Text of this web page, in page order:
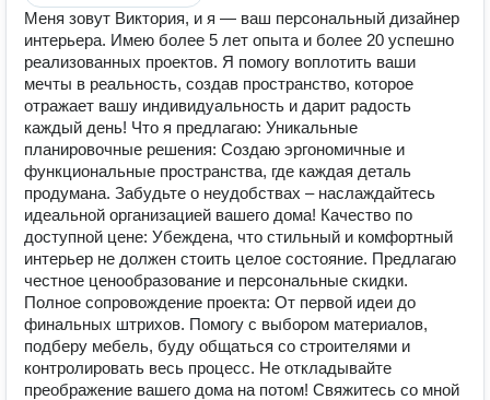
Меня зовут Виктория, и я — ваш персональный дизайнер
интерьера. Имею более 5 лет опыта и более 20 успешно
реализованных проектов. Я помогу воплотить ваши
мечты в реальность, создав пространство, которое
отражает вашу индивидуальность и дарит радость
каждый день! Что я предлагаю: Уникальные
планировочные решения: Создаю эргономичные и
функциональные пространства, где каждая деталь
продумана. Забудьте о неудобствах – наслаждайтесь
идеальной организацией вашего дома! Качество по
доступной цене: Убеждена, что стильный и комфортный
интерьер не должен стоить целое состояние. Предлагаю
честное ценообразование и персональные скидки.
Полное сопровождение проекта: От первой идеи до
финальных штрихов. Помогу с выбором материалов,
подберу мебель, буду общаться со строителями и
контролировать весь процесс. Не откладывайте
преображение вашего дома на потом! Свяжитесь со мной